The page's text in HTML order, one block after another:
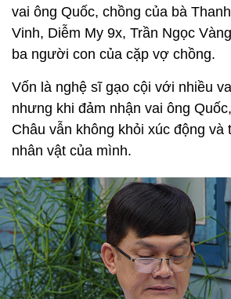
vai ông Quốc, chồng của bà
Vinh, Diễm My 9x, Trần Ngọc
ba người con của cặp vợ chồng.
Vốn là nghệ sĩ gạo cội với nhiều
nhưng khi đảm nhận vai ông
Châu vẫn không khỏi xúc động
nhân vật của mình.